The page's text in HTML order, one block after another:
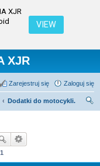
XJR
VIEW
XJR
Zaloguj się
Zarejestruj się
Dodatki do motocykli.
1